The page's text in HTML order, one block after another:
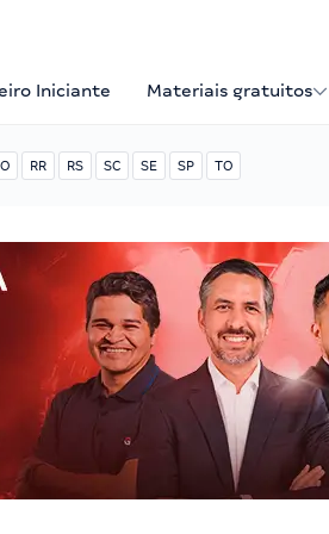
Iniciante Materiais gratuitos
RR RS SC SE SP TO